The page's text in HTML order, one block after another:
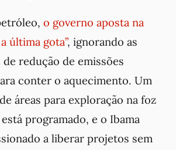
o governo aposta na
última gota”, ignorando as
redução de emissões
conter o aquecimento. Um
áreas para exploração na foz
programado, e o Ibama
a liberar projetos sem